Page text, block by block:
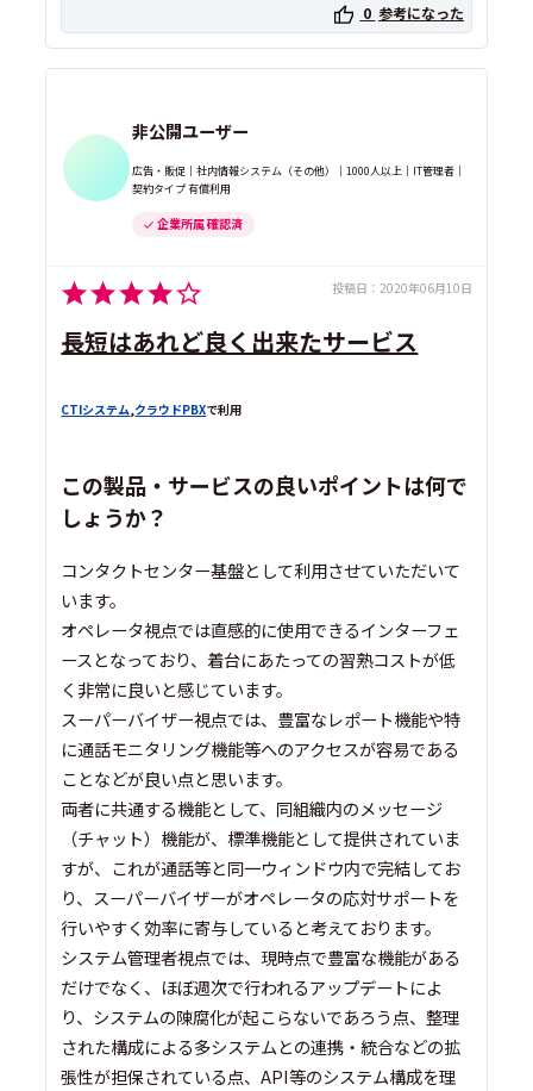
0 参考になった
非公開ユーザー
広告・販促｜社内情報システム（その他）｜1000人以上｜IT管理者｜
契約タイプ 有償利用
企業所属 確認済
投稿日： 2020年06月10日
長短はあれど良く出来たサービス
CTIシステム ,クラウドPBXで利用
この製品・サービスの良いポイントは何で
しょうか？
コンタクトセンター基盤として利用させていただいて
います。
オペレータ視点では直感的に使用できるインターフェ
ースとなっており、着台にあたっての習熟コストが低
く非常に良いと感じています。
スーパーバイザー視点では、豊富なレポート機能や特
に通話モニタリング機能等へのアクセスが容易である
ことなどが良い点と思います。
両者に共通する機能として、同組織内のメッセージ
（チャット）機能が、標準機能として提供されていま
すが、これが通話等と同一ウィンドウ内で完結してお
り、スーパーバイザーがオペレータの応対サポートを
行いやすく効率に寄与していると考えております。
システム管理者視点では、現時点で豊富な機能がある
だけでなく、ほぼ週次で行われるアップデートによ
り、システムの陳腐化が起こらないであろう点、整理
された構成による多システムとの連携・統合などの拡
張性が担保されている点、API等のシステム構成を理